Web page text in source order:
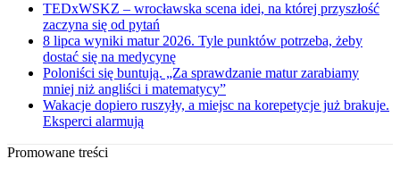
TEDxWSKZ – wrocławska scena idei, na której przyszłość
zaczyna się od pytań
8 lipca wyniki matur 2026. Tyle punktów potrzeba, żeby
dostać się na medycynę
Poloniści się buntują. „Za sprawdzanie matur zarabiamy
mniej niż angliści i matematycy”
Wakacje dopiero ruszyły, a miejsc na korepetycje już brakuje.
Eksperci alarmują
Promowane treści